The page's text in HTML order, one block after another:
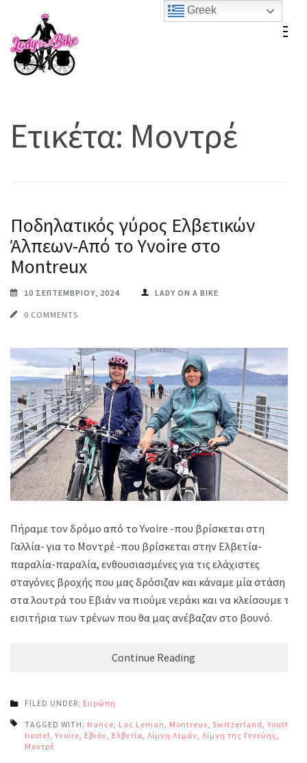
content
(Press
Ετικέτα: Μοντρέ
Ποδηλατικός γύρος Ελβετικών
Άλπεων-Από το Yvoire στο
Montreux
10 ΣΕΠΤΕΜΒΡΊΟΥ, 2024 LADY ON A BIKE
0 COMMENTS
Πήραμε τον δρόμο από το Yvoire -που βρίσκεται στη
Γαλλία- για το Μοντρέ -που βρίσκεται στην Ελβετία-
παραλία-παραλία, ενθουσιασμένες για τις ελάχιστες
σταγόνες βροχής που μας δρόσιζαν και κάναμε μία στάση
στα λουτρά του Εβιάν να πιούμε νεράκι και να κλείσουμε τα
εισιτήρια των τρένων που θα μας ανέβαζαν στο βουνό.
Continue Reading
FILED UNDER: Ευρώπη
TAGGED WITH: france Lac Leman Montreux Switzerland ,Youth
hostel ,Yvoire Εβιάν Ελβετία Λίμνη Λεμάν Λίμνη της Γενεύης
Μοντρέ
Greek